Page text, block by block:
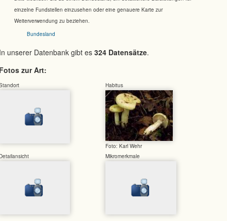
einzelne Fundstellen einzusehen oder eine genauere Karte zur
Weiterverwendung zu beziehen.
Bundesland
unserer Datenbank gibt es 324 Datensätze.
zur Art:
Habitus
Foto: Karl Wehr
Mikromerkmale